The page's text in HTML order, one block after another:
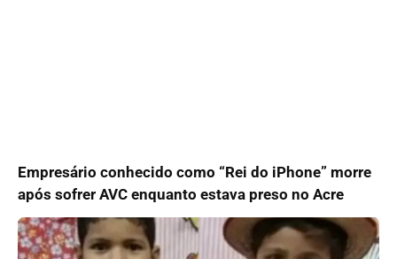
Empresário conhecido como “Rei do iPhone” morre
após sofrer AVC enquanto estava preso no Acre